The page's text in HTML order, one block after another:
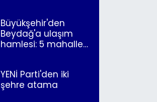
Büyükşehir'den
Beydağ'a ulaşım
hamlesi: 5 mahalle
YENİ Parti'den iki
şehre atama